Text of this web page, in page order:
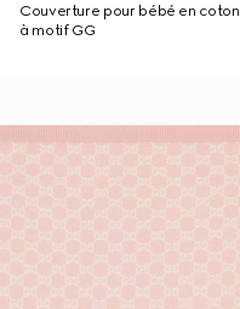
Couverture pour bébé en coton
à motif GG